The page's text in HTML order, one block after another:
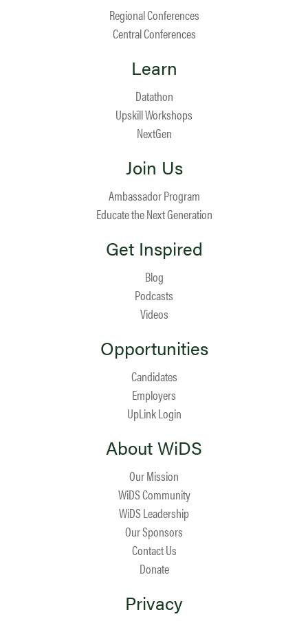
Regional Conferences
Central Conferences
Learn
Datathon
Upskill Workshops
NextGen
Join Us
Ambassador Program
Educate the Next Generation
Get Inspired
Blog
Podcasts
Videos
Opportunities
Candidates
Employers
UpLink Login
About WiDS
Our Mission
WiDS Community
WiDS Leadership
Our Sponsors
Contact Us
Donate
Privacy